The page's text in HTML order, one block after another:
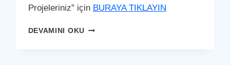
Projeleriniz” için BURAYA TIKLAYIN
DEVAMINI OKUDULKADIROĞLU